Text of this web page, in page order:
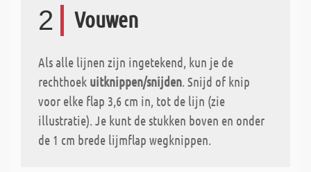
2 Vouwen
Als alle lijnen zijn ingetekend, kun je de
rechthoek uitknippen/snijden. Snijd of knip
voor elke flap 3,6 cm in, tot de lijn (zie
illustratie). Je kunt de stukken boven en onder
de 1 cm brede lijmflap wegknippen.